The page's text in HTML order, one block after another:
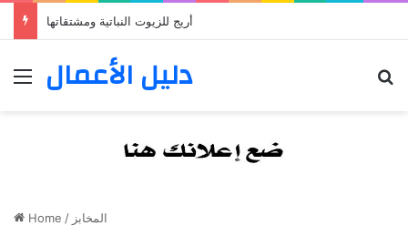
أريج للزيوت النباتية ومشتقاتها
Menu
دليل الأعمال
Home / المخابز